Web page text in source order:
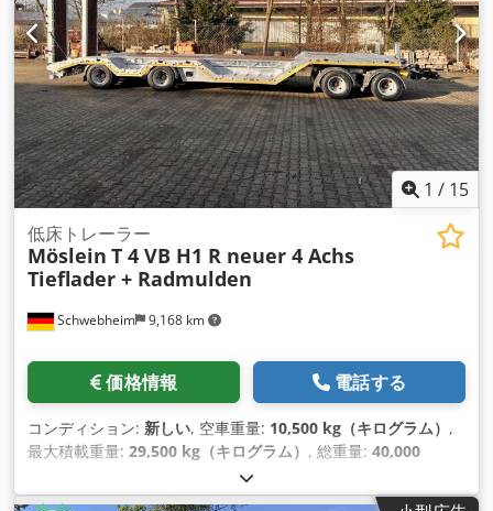
1 / 15
Schwebheim 9,168 km
低床トレーラー
Möslein T 4 VB H1 R neuer 4 Achs
Tieflader + Radmulden
価格情報 電話する
コンディション: 新しい, 空車重量: 10,500 kg（キログラム） ,
最大積載重量: 29,500 kg（キログラム） , 総重量: 40,000
, アクスル構成:
タイヤサイズ:235/75 R 17,5, 色:その他, 変速方式:その他, フ